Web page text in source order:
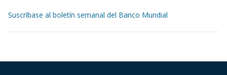
Suscríbase al boletín semanal del Banco Mundial